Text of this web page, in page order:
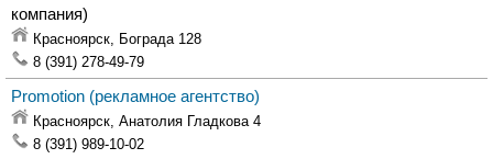
компания)
Красноярск, Бограда 128
8 (391) 278-49-79
Promotion (рекламное агентство)
Красноярск, Анатолия Гладкова 4
8 (391) 989-10-02